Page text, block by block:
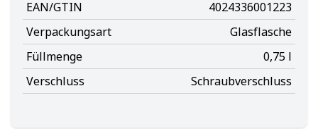
EAN/GTIN
4024336001223
Verpackungsart
Glasflasche
Füllmenge
0,75 l
Verschluss
Schraubverschluss